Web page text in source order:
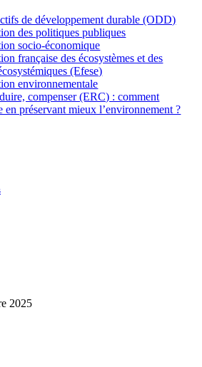
de développement durable (ODD)
des politiques publiques
socio-économique
française des écosystèmes et des
(Efese)
environnementale
compenser (ERC) : comment
en préservant mieux l’environnement ?
2025